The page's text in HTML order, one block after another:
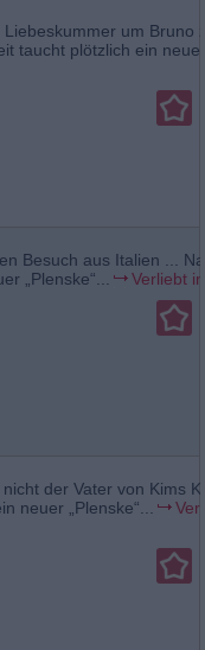
um Bruno
taucht plötzlich ein neuer
Besuch aus Italien ...
„Plenske“...
Verliebt
der Vater von Kims
neuer „Plenske“...